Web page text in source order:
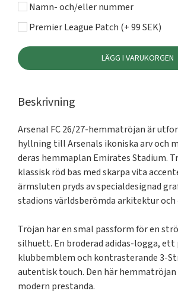
Namn- och/eller nummer
Premier League Patch (+ 99 SEK)
LÄGG I VARUKORGEN
Beskrivning
Arsenal FC 26/27-hemmatröjan är
hyllning till Arsenals ikoniska arv och
deras hemmaplan Emirates Stadium.
klassisk röd bas med skarpa vita
ärmsluten pryds av specialdesignad
stadions världsberömda arkitektur och
Tröjan har en smal passform för en
silhuett. En broderad adidas-logga,
klubbemblem och kontrasterande 3-
autentisk touch. Den här hemmatröjan
modern prestanda.